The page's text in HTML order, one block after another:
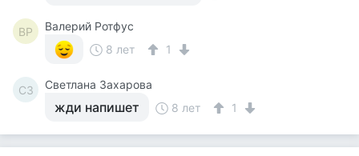
ВР
Валерий Ротфус
8 лет
1
СЗ Светлана Захарова
жди напишет 8 лет 1